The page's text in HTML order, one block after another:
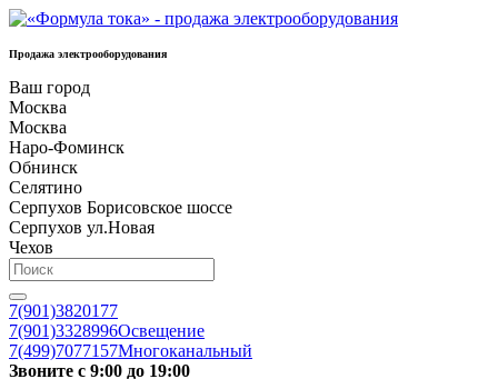
Продажа электрооборудования
Ваш город
Москва
Москва
Наро-Фоминск
Обнинск
Селятино
Серпухов Борисовское шоссе
Серпухов ул.Новая
Чехов
7(901)3820177
7(901)3328996Освещение
7(499)7077157Многоканальный
Звоните с 9:00 до 19:00